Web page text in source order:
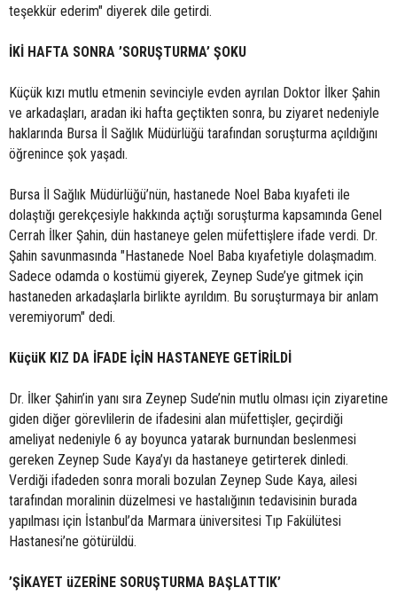
teşekkür ederim" diyerek dile getirdi.
İKİ HAFTA SONRA ’SORUŞTURMA’ ŞOKU
Küçük kızı mutlu etmenin sevinciyle evden ayrılan Doktor İlker Şahin
ve arkadaşları, aradan iki hafta geçtikten sonra, bu ziyaret nedeniyle
haklarında Bursa İl Sağlık Müdürlüğü tarafından soruşturma açıldığını
öğrenince şok yaşadı.
Bursa İl Sağlık Müdürlüğü’nün, hastanede Noel Baba kıyafeti ile
dolaştığı gerekçesiyle hakkında açtığı soruşturma kapsamında Genel
Cerrah İlker Şahin, dün hastaneye gelen müfettişlere ifade verdi. Dr.
Şahin savunmasında "Hastanede Noel Baba kıyafetiyle dolaşmadım.
Sadece odamda o kostümü giyerek, Zeynep Sude’ye gitmek için
hastaneden arkadaşlarla birlikte ayrıldım. Bu soruşturmaya bir anlam
veremiyorum" dedi.
KüçüK KIZ DA İFADE İçİN HASTANEYE GETİRİLDİ
Dr. İlker Şahin’in yanı sıra Zeynep Sude’nin mutlu olması için ziyaretine
giden diğer görevlilerin de ifadesini alan müfettişler, geçirdiği
ameliyat nedeniyle 6 ay boyunca yatarak burnundan beslenmesi
gereken Zeynep Sude Kaya’yı da hastaneye getirterek dinledi.
Verdiği ifadeden sonra morali bozulan Zeynep Sude Kaya, ailesi
tarafından moralinin düzelmesi ve hastalığının tedavisinin burada
yapılması için İstanbul’da Marmara üniversitesi Tıp Fakülütesi
Hastanesi’ne götürüldü.
’ŞİKAYET üZERİNE SORUŞTURMA BAŞLATTIK’